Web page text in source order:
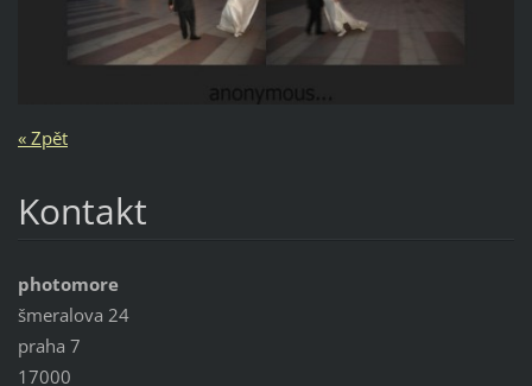
« Zpět
Kontakt
photomore
šmeralova 24
praha 7
17000